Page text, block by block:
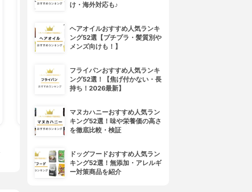
mybridge(マイブリッジ)
myBridge
¥0
coools.life(クールスライフ)
け・海外対応も♪
ヘアオイルおすすめ人気ランキ
ング52選【プチプラ・髪質別や
メンズ向けも！】
フライパンおすすめ人気ランキ
ング52選！【焦げ付かない・長
持ち！2026最新】
マヌカハニーおすすめ人気ラン
キング52選！味や栄養価の高さ
を徹底比較・検証
ドッグフードおすすめ人気ラン
キング52選！無添加・アレルギ
ー対策商品を紹介